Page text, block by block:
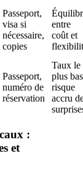
Passeport,
visa si
nécessaire,
copies
entre
coût et
Passeport,
numéro de
réservation
Taux le
plus
risque
accru
:
et